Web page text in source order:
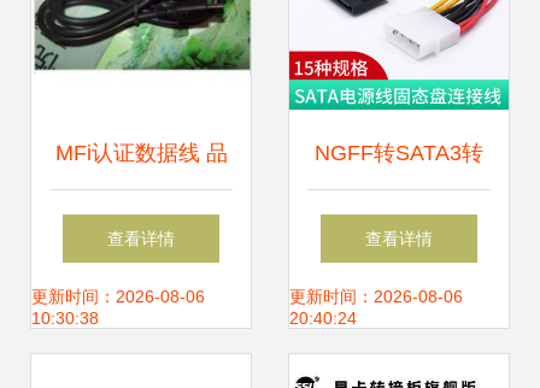
MFi认证数据线 品
质与价值的折中选
择
查看详情
更新时间：2026-08-06
10:30:38
NGFF转SATA3转
接卡 解锁M2固态
硬盘高速读写新体
查看详情
更新时间：2026-08-06
20:40:24